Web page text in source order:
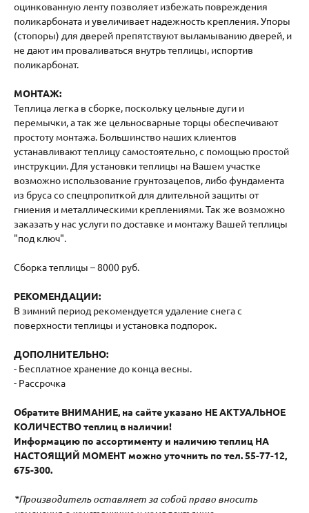
оцинкованную ленту позволяет избежать повреждения
поликарбоната и увеличивает надежность крепления. Упоры
(стопоры) для дверей препятствуют выламыванию дверей, и
не дают им проваливаться внутрь теплицы, испортив
поликарбонат.
МОНТАЖ:
Теплица легка в сборке, поскольку цельные дуги и
перемычки, а так же цельносварные торцы обеспечивают
простоту монтажа. Большинство наших клиентов
устанавливают теплицу самостоятельно, с помощью простой
инструкции. Для установки теплицы на Вашем участке
возможно использование грунтозацепов, либо фундамента
из бруса со спецпропиткой для длительной защиты от
гниения и металлическими креплениями. Так же возможно
заказать у нас услуги по доставке и монтажу Вашей теплицы
"под ключ".
Сборка теплицы – 8000 руб.
РЕКОМЕНДАЦИИ:
В зимний период рекомендуется удаление снега с
поверхности теплицы и установка подпорок.
ДОПОЛНИТЕЛЬНО:
- Бесплатное хранение до конца весны.
- Рассрочка
Обратите ВНИМАНИЕ, на сайте указано НЕ АКТУАЛЬНОЕ
КОЛИЧЕСТВО теплиц в наличии!
Информацию по ассортименту и наличию теплиц НА
НАСТОЯЩИЙ МОМЕНТ можно уточнить по тел. 55-77-12,
675-300.
*Производитель оставляет за собой право вносить